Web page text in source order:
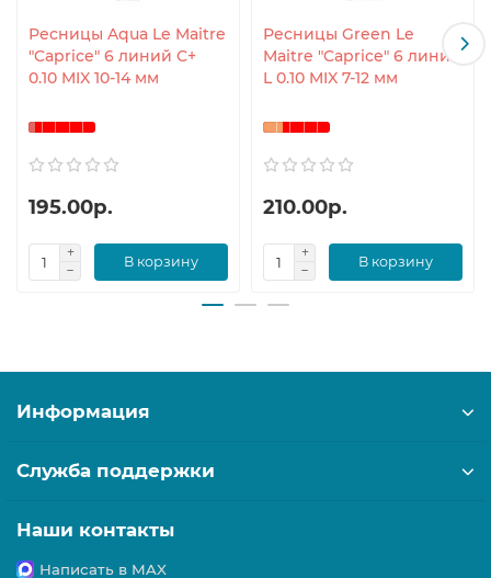
Ресницы Aqua Le Maitre
"Caprice" 6 линий C+
0.10 MIX 10-14 мм
195.00р.
В корзину
Ресницы Green Le
Maitre "Caprice" 6 линий
L 0.10 MIX 7-12 мм
210.00р.
В корзину
Информация
Служба поддержки
Наши контакты
Написать в MAX